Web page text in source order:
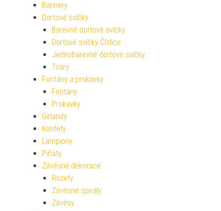
Bannery
Dortové svíčky
Barevné dortové svíčky
Dortové svíčky Číslice
Jednobarevné dortové svíčky
Tvary
Fontány a prskavky
Fontány
Prskavky
Girlandy
Konfety
Lampiony
Piňaty
Závěsné dekorace
Rozety
Závěsné spirály
Závěsy